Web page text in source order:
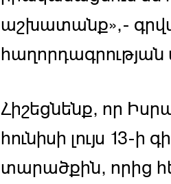
աշխատանք»,-
հաղորդագրության
Հիշեցնենք, որ
հունիսի լույս 13-
տարածքին, որից